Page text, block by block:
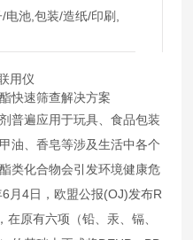
电池,包装/造纸/印刷,
用仪
快速筛查解决方案
普遍应用于玩具、食品包装
油、香皂等涉及生活中各个
类化合物会引发环境健康危
月4日，欧盟公报(OJ)发布R
原有六项（铅、汞、镉、